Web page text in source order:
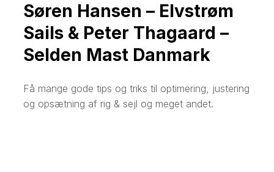
Søren Hansen – Elvstrøm
Sails & Peter Thagaard –
Selden Mast Danmark
Få mange gode tips og triks til optimering, justering
og opsætning af rig & sejl og meget andet.